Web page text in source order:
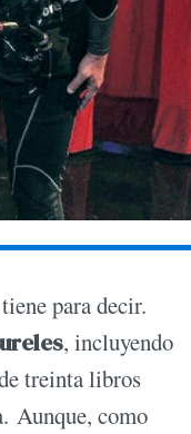
para decir.
, incluyendo
treinta libros
Aunque, como